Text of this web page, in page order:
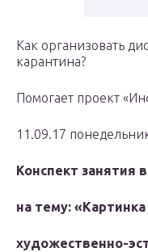
Как организовать
карантина?
Помогает проект
11.09.17
Конспект занятия
на тему:
художественно-